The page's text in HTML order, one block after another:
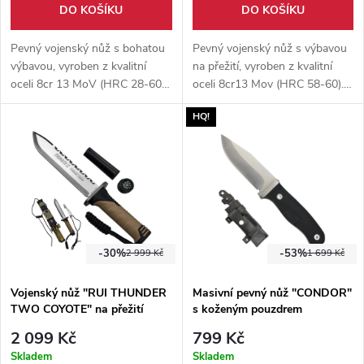
DO KOŠÍKU
Pevný vojenský nůž s bohatou
výbavou, vyroben z kvalitní
oceli 8cr 13 MoV (HRC 28-60).
Součástí balení je též pouzdro,
DO KOŠÍKU
Pevný vojenský nůž s výbavou
na přežití, vyroben z kvalitní
oceli 8cr13 Mov (HRC 58-60).
Součástí balení je též pouzdro,
jenž obsahuje skrytý
multifunkční nůž a prak.
2 999 Kč
-30%
Vojenský nůž "RUI THUNDER
TWO COYOTE" na přežití
2 099 Kč
Skladem
HQ!
1 699 Kč
-53%
Masivní pevný nůž "CONDOR"
s koženým pouzdrem
799 Kč
Skladem